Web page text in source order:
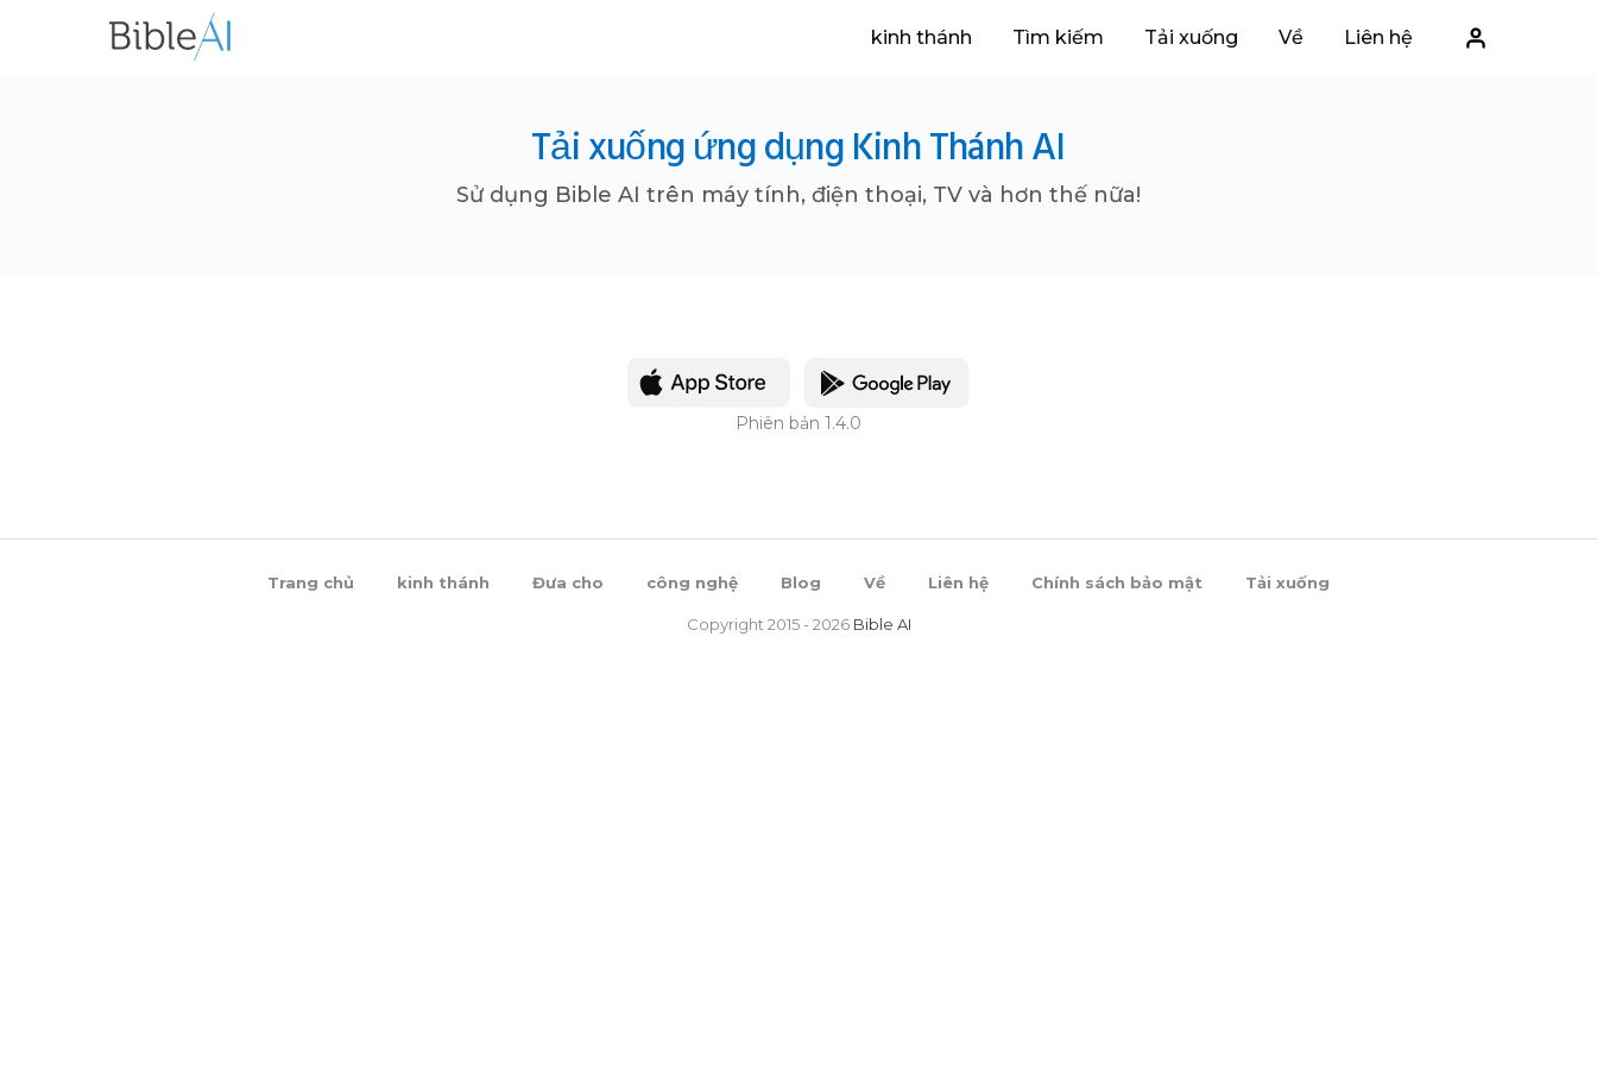
kinh thánh Tìm kiếm Tải xuống Về Liên hệ
Tải xuống ứng dụng Kinh Thánh AI
Sử dụng Bible AI trên máy tính, điện thoại, TV và hơn thế nữa!
Phiên bản 1.4.0
Trang chủ kinh thánh Đưa cho công nghệ Blog Về Liên hệ Chính sách bảo mật Tải xuống
Copyright 2015 - 2026 Bible AI